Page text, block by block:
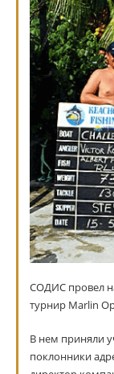
СОДИС провел
турнир Marlin
В нем приняли
поклонники